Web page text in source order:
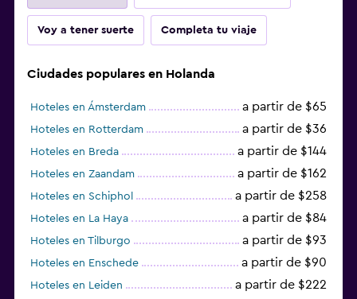
Voy a tener suerte Completa tu viaje
Ciudades populares en Holanda
Hoteles en Ámsterdam a partir de $65
Hoteles en Rotterdam a partir de $36
Hoteles en Breda a partir de $144
Hoteles en Zaandam a partir de $162
Hoteles en Schiphol a partir de $258
Hoteles en La Haya a partir de $84
Hoteles en Tilburgo a partir de $93
Hoteles en Enschede a partir de $90
Hoteles en Leiden a partir de $222